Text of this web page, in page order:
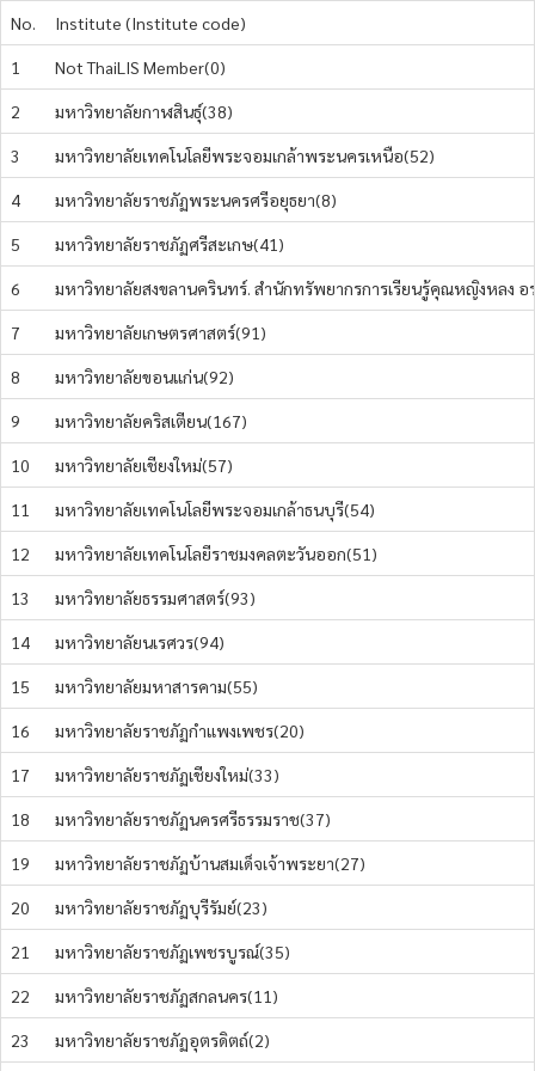
No. Institute (Institute code)
1 Not ThaiLIS Member(0)
2 มหาวิทยาลัยกาฬสินธุ์(38)
3 มหาวิทยาลัยเทคโนโลยีพระจอมเกล้าพระนครเหนือ(52)
4 มหาวิทยาลัยราชภัฏพระนครศรีอยุธยา(8)
5 มหาวิทยาลัยราชภัฏศรีสะเกษ(41)
6 มหาวิทยาลัยสงขลานครินทร์. สำนักทรัพยากรการเรียนรู้คุณหญิงหลง อ
7 มหาวิทยาลัยเกษตรศาสตร์(91)
8 มหาวิทยาลัยขอนแก่น(92)
9 มหาวิทยาลัยคริสเตียน(167)
10 มหาวิทยาลัยเชียงใหม่(57)
11 มหาวิทยาลัยเทคโนโลยีพระจอมเกล้าธนบุรี(54)
12 มหาวิทยาลัยเทคโนโลยีราชมงคลตะวันออก(51)
13 มหาวิทยาลัยธรรมศาสตร์(93)
14 มหาวิทยาลัยนเรศวร(94)
15 มหาวิทยาลัยมหาสารคาม(55)
16 มหาวิทยาลัยราชภัฏกำแพงเพชร(20)
17 มหาวิทยาลัยราชภัฏเชียงใหม่(33)
18 มหาวิทยาลัยราชภัฏนครศรีธรรมราช(37)
19 มหาวิทยาลัยราชภัฏบ้านสมเด็จเจ้าพระยา(27)
20 มหาวิทยาลัยราชภัฏบุรีรัมย์(23)
21 มหาวิทยาลัยราชภัฏเพชรบูรณ์(35)
22 มหาวิทยาลัยราชภัฏสกลนคร(11)
23 มหาวิทยาลัยราชภัฏอุตรดิตถ์(2)